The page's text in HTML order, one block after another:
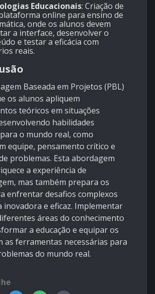
Educacionais: Criação de
online para ensino de
onde os alunos devem
a interface, desenvolver o
e testar a eficácia com
reais.
Baseada em Projetos (PBL)
os alunos apliquem
teóricos em situações
habilidades
o mundo real, como
equipe, pensamento crítico e
problemas. Esta abordagem
a experiência de
mas também prepara os
enfrentar desafios complexos
inovadora e eficaz. Implementar
áreas do conhecimento
a educação e equipar os
as ferramentas necessárias para
do mundo real.